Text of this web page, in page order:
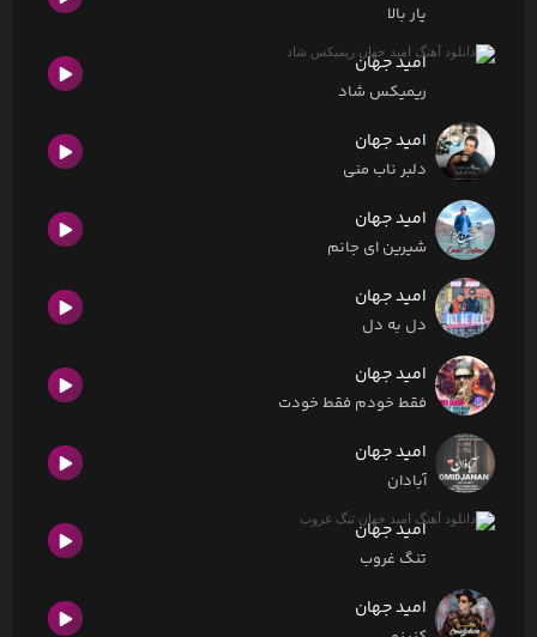
یار بالا
امید جهان
ریمیکس شاد
امید جهان
دلبر ناب منی
امید جهان
شیرین ای جانم
امید جهان
دل به دل
امید جهان
فقط خودم فقط خودت
امید جهان
آبادان
امید جهان
تنگ غروب
امید جهان